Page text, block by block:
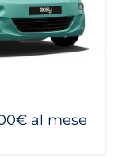
al mese